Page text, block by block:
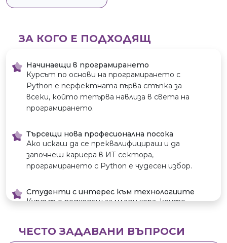
на роботи,
уеб и мобилни
Лесно преминава
между различни
технологии и
обича да усвоява
нови подходи.
награди по ИТ,
роботика и др.
Работи с
бекенд,
хардуерни
уеб разработка,
бази данни и API,
ЗА КОГО Е ПОДХОДЯЩ
Начинаещи в програмирането
Курсът по основи на програмирането с
Python е перфектната първа стъпка за
всеки, който тепърва навлиза в света на
програмирането.
Търсещи нова професионална посока
Ако искаш да се преквалифицираш и да
започнеш кариера в ИТ сектора,
програмирането с Python е чудесен избор.
Студенти с интерес към технологиите
Курсът е подходящ за млади хора, които
ЧЕСТО ЗАДАВАНИ ВЪПРОСИ